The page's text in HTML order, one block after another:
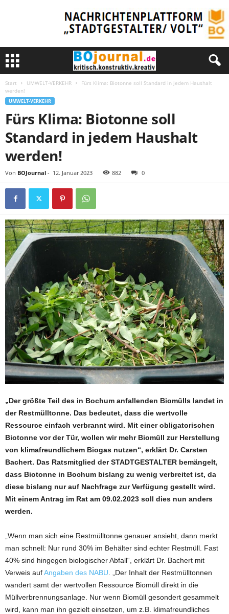
Start UMWELT-VERKEHR
Fürs Klima: Biotonne soll Standard in jedem Haushalt
werden!
UMWELT-VERKEHR
Fürs Klima: Biotonne soll
Standard in jedem Haushalt
werden!
Von BOJournal - 12. Januar 2023 882 0
„Der größte Teil des in Bochum anfallenden Biomülls landet in
der Restmülltonne. Das bedeutet, dass die wertvolle
Ressource einfach verbrannt wird. Mit einer obligatorischen
Biotonne vor der Tür, wollen wir mehr Biomüll zur Herstellung
von klimafreundlichem Biogas nutzen“, erklärt Dr. Carsten
Bachert. Das Ratsmitglied der STADTGESTALTER bemängelt,
dass Biotonne in Bochum bislang zu wenig verbreitet ist, da
diese bislang nur auf Nachfrage zur Verfügung gestellt wird.
Mit einem Antrag im Rat am 09.02.2023 soll dies nun anders
werden.
„Wenn man sich eine Restmülltonne genauer ansieht, dann merkt
man schnell: Nur rund 30% im Behälter sind echter Restmüll. Fast
40% sind hingegen biologischer Abfall“, erklärt Dr. Bachert mit
Verweis aufAngaben des NABU . „Der Inhalt der Restmülltonnen
wandert samt der wertvollen Ressource Biomüll direkt in die
Müllverbrennungsanlage. Nur wenn Biomüll gesondert gesammelt
wird, kann man ihn gezielt einsetzen, um z.B. klimafreundliches